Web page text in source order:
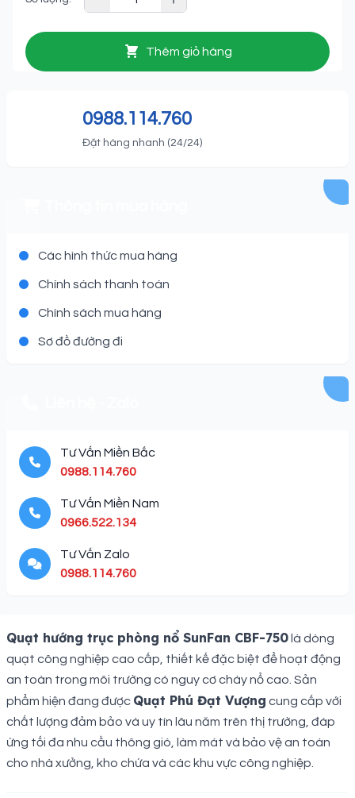
Thêm giỏ hàng
0988.114.760
Đặt hàng nhanh (24/24)
Các hình thức mua hàng
Chính sách thanh toán
Chính sách mua hàng
Sơ đồ đường đi
Tư Vấn Miền Bắc
0988.114.760
Tư Vấn Miền Nam
0966.522.134
Tư Vấn Zalo
0988.114.760
Description
Quạt hướng trục phòng nổ SunFan CBF-750 là dòng
quạt công nghiệp cao cấp, thiết kế đặc biệt để hoạt động
an toàn trong môi trường có nguy cơ cháy nổ cao. Sản
phẩm hiện đang được Quạt Phú Đạt Vượng cung cấp với
chất lượng đảm bảo và uy tín lâu năm trên thị trường, đáp
ứng tối đa nhu cầu thông gió, làm mát và bảo vệ an toàn
cho nhà xưởng, kho chứa và các khu vực công nghiệp.